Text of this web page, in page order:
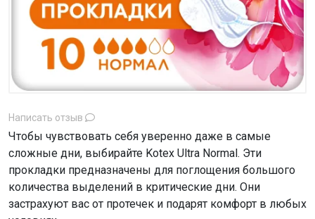
Написать отзыв
Чтобы чувствовать себя уверенно даже в самые
сложные дни, выбирайте Kotex Ultra Normal. Эти
прокладки предназначены для поглощения большого
количества выделений в критические дни. Они
застрахуют вас от протечек и подарят комфорт в любых